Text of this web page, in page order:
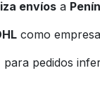
envíos a
como
pedidos